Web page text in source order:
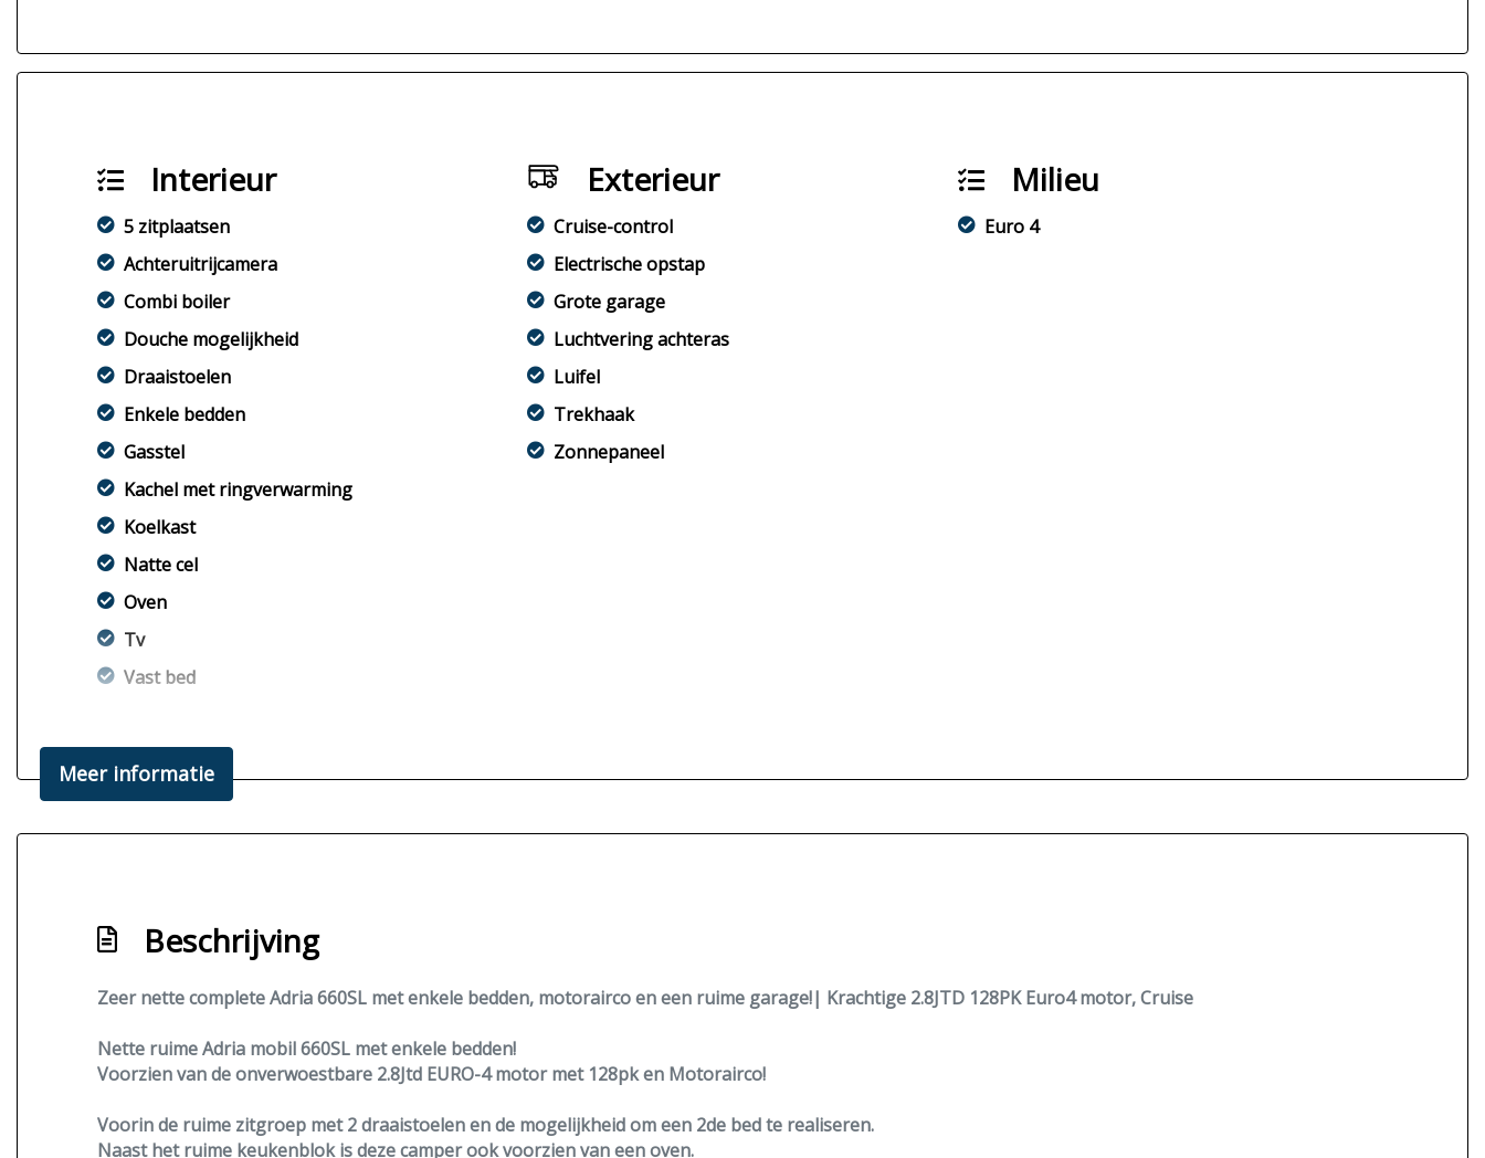
Interieur
5 zitplaatsen
Achteruitrijcamera
Combi boiler
Douche mogelijkheid
Draaistoelen
Enkele bedden
Gasstel
Kachel met ringverwarming
Koelkast
Natte cel
Oven
Tv
Vast bed
Exterieur
Cruise-control
Electrische opstap
Grote garage
Luchtvering achteras
Luifel
Trekhaak
Zonnepaneel
Milieu
Euro 4
Meer informatie
Beschrijving
Zeer nette complete Adria 660SL met enkele bedden, motorairco en een ruime garage!| Krachtige 2.8JTD 128PK Euro4 motor, Cruise
Nette ruime Adria mobil 660SL met enkele bedden!
Voorzien van de onverwoestbare 2.8Jtd EURO-4motor met 128pk en Motorairco!
Voorin de ruime zitgroep met 2 draaistoelen en de mogelijkheid om een 2de bed te realiseren.
Naast het ruime keukenblok is deze camper ook voorzien van een oven.